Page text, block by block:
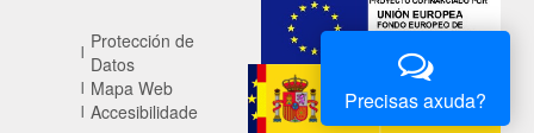
Protección de
Datos
Mapa Web
Accesibilidade
Precisas axuda?